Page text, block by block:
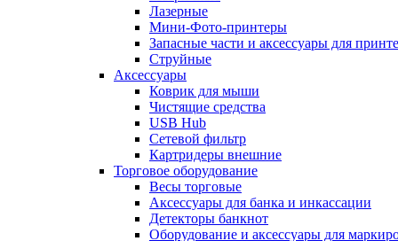
Лазерные
Мини-Фото-принтеры
Запасные части и аксессуары для
Струйные
Аксессуары
Коврик для мыши
Чистящие средства
USB Hub
Сетевой фильтр
Картридеры внешние
Торговое оборудование
Весы торговые
Аксессуары для банка и инкассации
Детекторы банкнот
Оборудование и аксессуары для